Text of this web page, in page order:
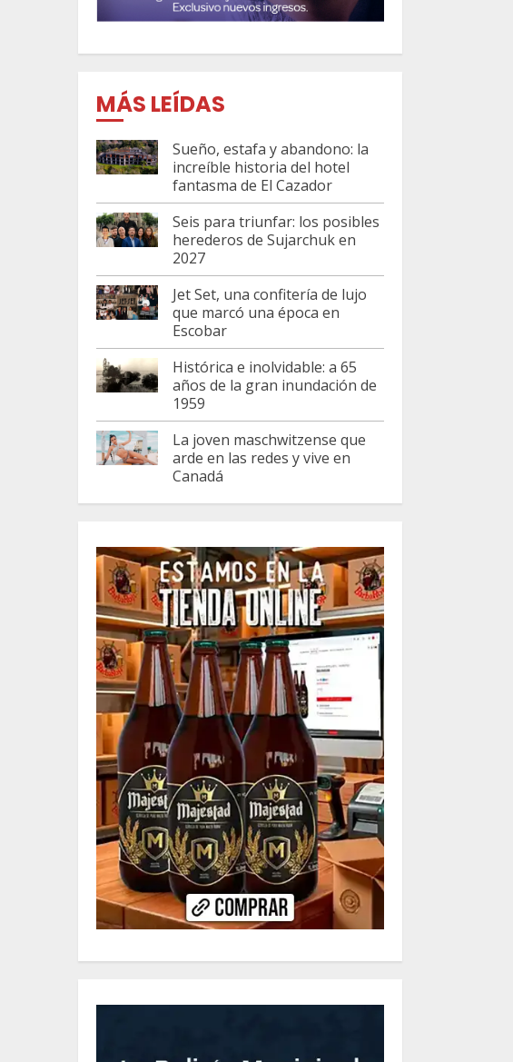
MÁS LEÍDAS
Sueño, estafa y abandono: la
increíble historia del hotel
fantasma de El Cazador
Seis para triunfar: los posibles
herederos de Sujarchuk en
2027
Jet Set, una confitería de lujo
que marcó una época en
Escobar
Histórica e inolvidable: a 65
años de la gran inundación de
1959
La joven maschwitzense que
arde en las redes y vive en
Canadá